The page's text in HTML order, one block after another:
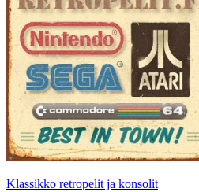
Klassikko retropelit ja konsolit